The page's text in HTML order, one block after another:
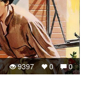
0
0
9397